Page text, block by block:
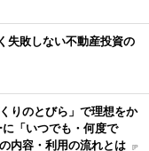
失敗しない不動産投資の
りのとびら」で理想をか
「いつでも・何度で
内容・利用の流れとは [P